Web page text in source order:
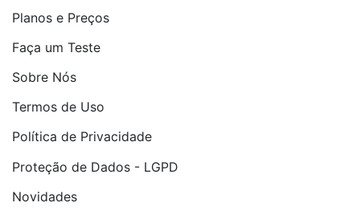
Planos e Preços
Faça um Teste
Sobre Nós
Termos de Uso
Política de Privacidade
Proteção de Dados - LGPD
Novidades